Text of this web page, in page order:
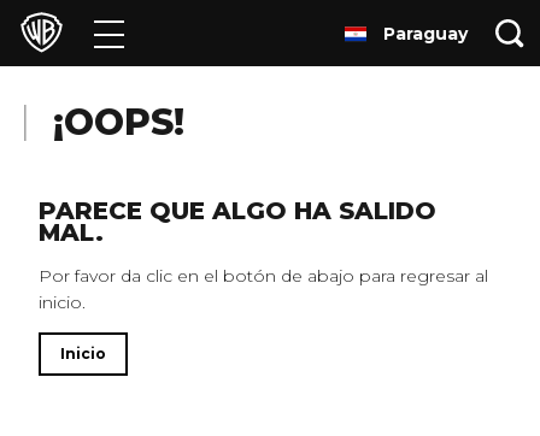
Películas
Franquicias
Colecciones
Noticias
Paraguay
¡OOPS!
PARECE QUE ALGO HA SALIDO
MAL.
Por favor da clic en el botón de abajo para regresar al
inicio.
Inicio